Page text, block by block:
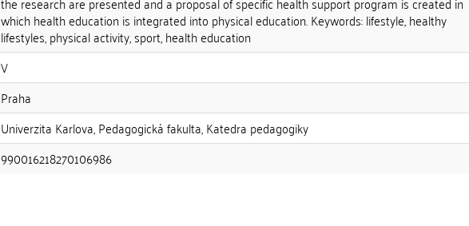
which health education is integrated into physical education. Keywords: lifestyle, healthy
lifestyles, physical activity, sport, health education
V
Praha
Univerzita Karlova, Pedagogická fakulta, Katedra pedagogiky
990016218270106986